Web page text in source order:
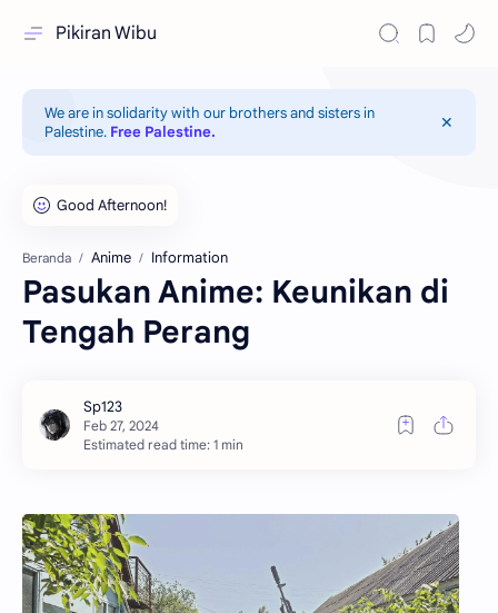
Pikiran Wibu
We are in solidarity with our brothers and sisters in
Palestine. Free Palestine.
Beranda Anime Information
Pasukan Anime: Keunikan di
Tengah Perang
Estimated read time: 1 min